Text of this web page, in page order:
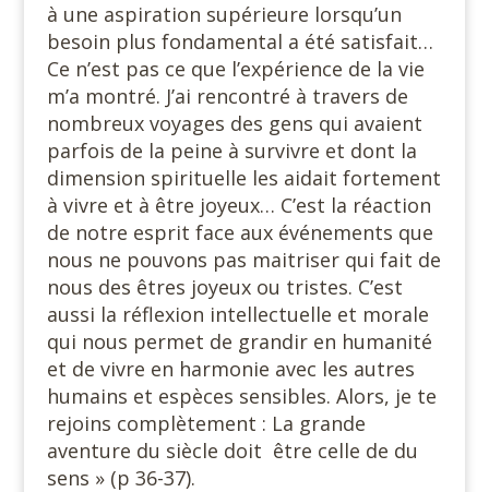
à une aspiration supérieure lorsqu’un
besoin plus fondamental a été satisfait…
Ce n’est pas ce que l’expérience de la vie
m’a montré. J’ai rencontré à travers de
nombreux voyages des gens qui avaient
parfois de la peine à survivre et dont la
dimension spirituelle les aidait fortement
à vivre et à être joyeux… C’est la réaction
de notre esprit face aux événements que
nous ne pouvons pas maitriser qui fait de
nous des êtres joyeux ou tristes. C’est
aussi la réflexion intellectuelle et morale
qui nous permet de grandir en humanité
et de vivre en harmonie avec les autres
humains et espèces sensibles. Alors, je te
rejoins complètement : La grande
aventure du siècle doit être celle de du
sens » (p 36-37).